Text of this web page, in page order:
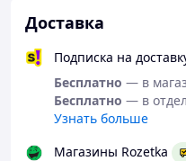
Доставка
Подписка на
Бесплатно — в
Бесплатно — в
Узнать больше
Магазины Rozetka